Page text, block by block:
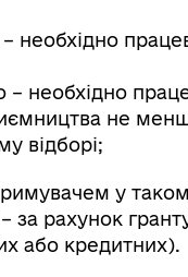
необхідно
необхідно
не
відборі;
у
– за рахунок
або кредитних).